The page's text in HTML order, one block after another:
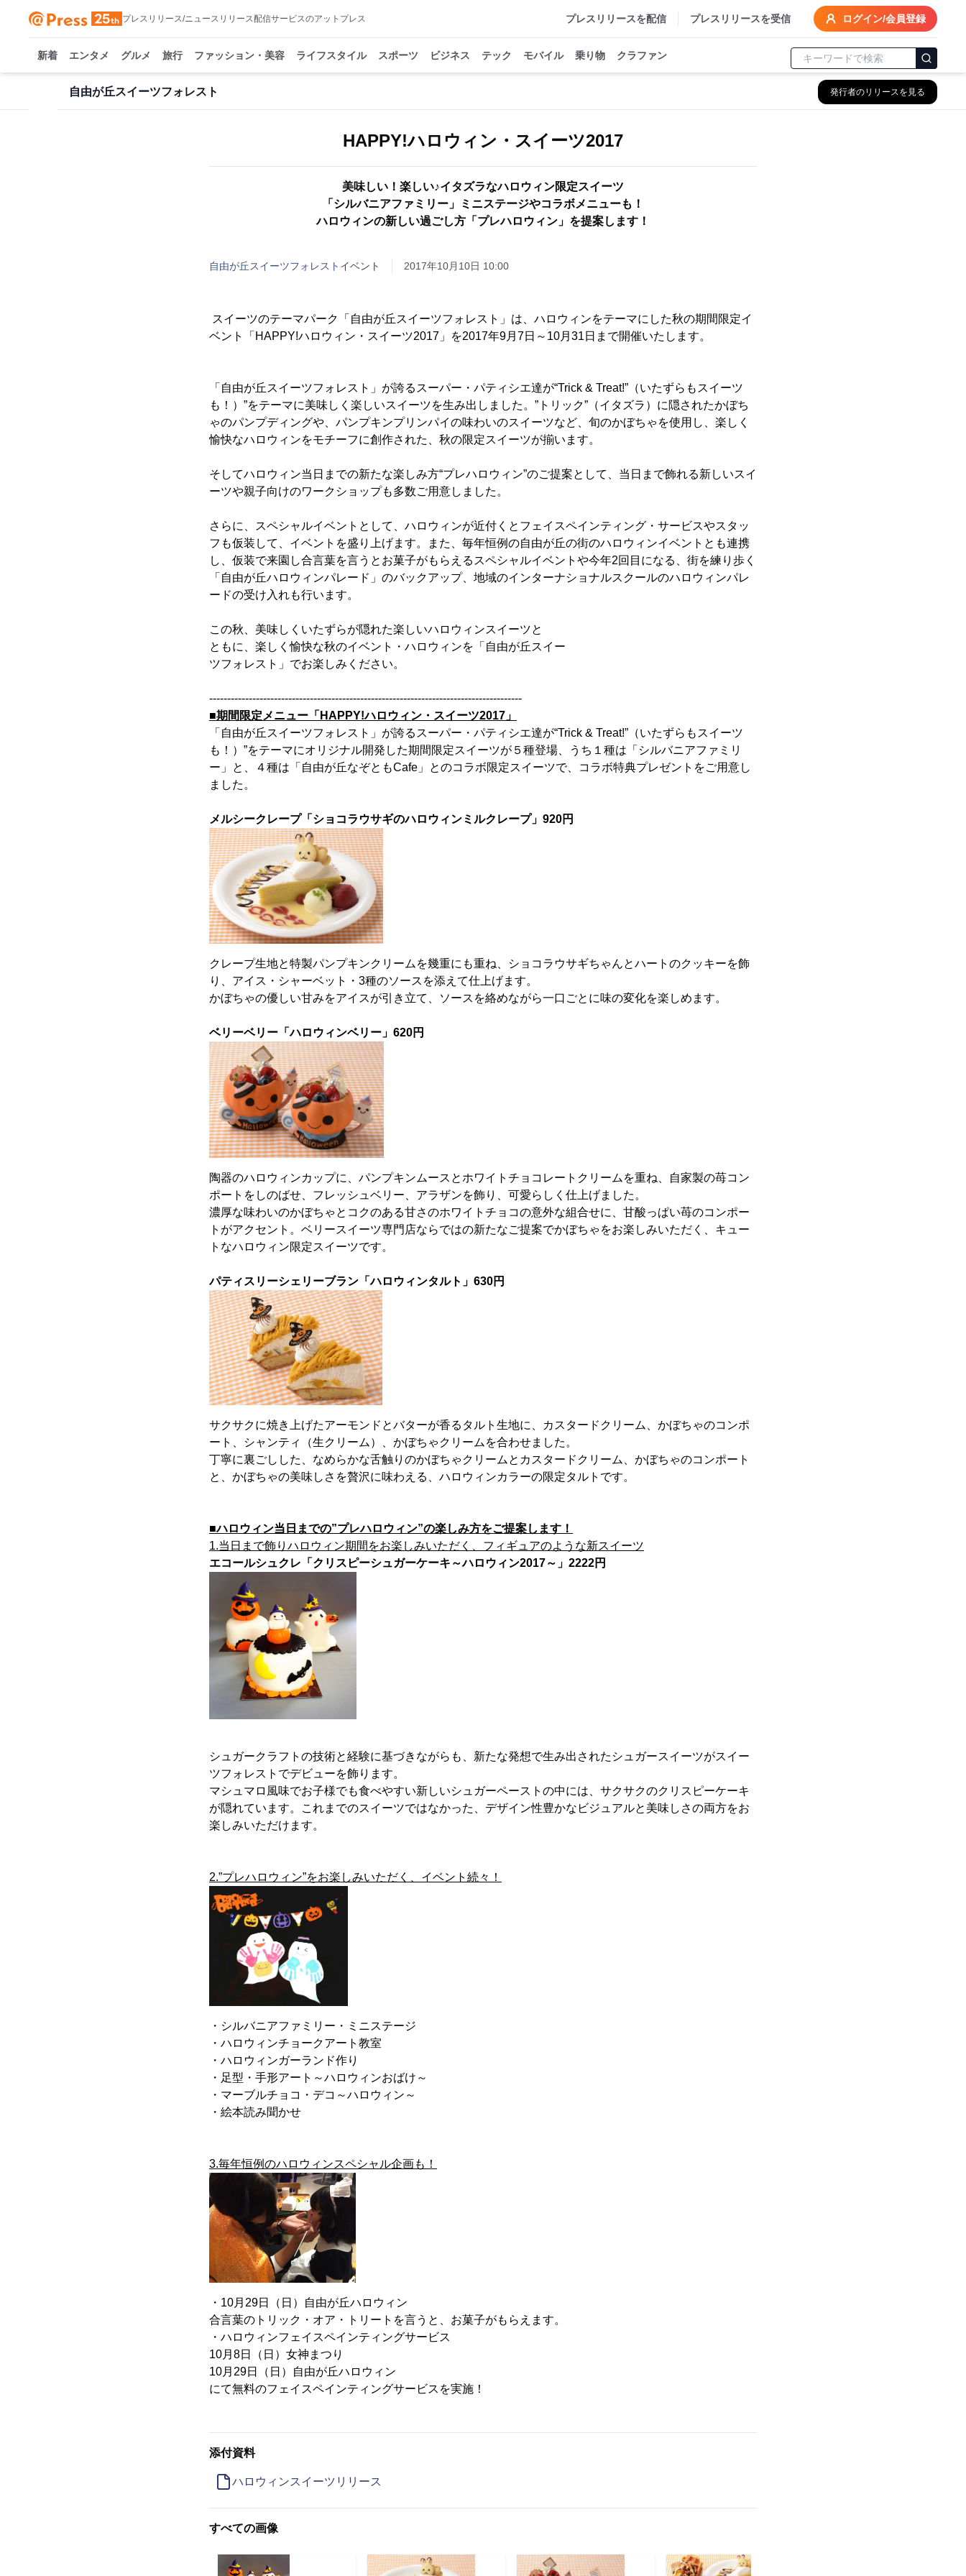
プレスリリース/ニュースリリース配信サービスのアットプレス プレスリリースを配信 プレスリリースを受信 ログイン/会員登録
新着 エンタメ グルメ 旅行 ファッション・美容 ライフスタイル スポーツ ビジネス テック モバイル 乗り物 クラファン
自由が丘スイーツフォレスト 発行者のリリースを見る
HAPPY!ハロウィン・スイーツ2017
美味しい！楽しい♪イタズラなハロウィン限定スイーツ
「シルバニアファミリー」ミニステージやコラボメニューも！
ハロウィンの新しい過ごし方「プレハロウィン」を提案します！
自由が丘スイーツフォレスト イベント 2017年10月10日 10:00
スイーツのテーマパーク「自由が丘スイーツフォレスト」は、ハロウィンをテーマにした秋の期間限定イ
ベント「HAPPY!ハロウィン・スイーツ2017」を2017年9月7日～10月31日まで開催いたします。
「自由が丘スイーツフォレスト」が誇るスーパー・パティシエ達が“Trick & Treat!”（いたずらもスイーツ
も！）”をテーマに美味しく楽しいスイーツを生み出しました。”トリック”（イタズラ）に隠されたかぼち
ゃのパンプディングや、パンプキンプリンパイの味わいのスイーツなど、旬のかぼちゃを使用し、楽しく
愉快なハロウィンをモチーフに創作された、秋の限定スイーツが揃います。
そしてハロウィン当日までの新たな楽しみ方“プレハロウィン”のご提案として、当日まで飾れる新しいスイ
ーツや親子向けのワークショップも多数ご用意しました。
さらに、スペシャルイベントとして、ハロウィンが近付くとフェイスペインティング・サービスやスタッ
フも仮装して、イベントを盛り上げます。また、毎年恒例の自由が丘の街のハロウィンイベントとも連携
し、仮装で来園し合言葉を言うとお菓子がもらえるスペシャルイベントや今年2回目になる、街を練り歩く
「自由が丘ハロウィンパレード」のバックアップ、地域のインターナショナルスクールのハロウィンパレ
ードの受け入れも行います。
この秋、美味しくいたずらが隠れた楽しいハロウィンスイーツと
ともに、楽しく愉快な秋のイベント・ハロウィンを「自由が丘スイー
ツフォレスト」でお楽しみください。
---------------------------------------------------------------------------------------
■期間限定メニュー「HAPPY!ハロウィン・スイーツ2017」
「自由が丘スイーツフォレスト」が誇るスーパー・パティシエ達が“Trick & Treat!”（いたずらもスイーツ
も！）”をテーマにオリジナル開発した期間限定スイーツが５種登場、うち１種は「シルバニアファミリ
ー」と、４種は「自由が丘なぞともCafe」とのコラボ限定スイーツで、コラボ特典プレゼントをご用意し
ました。
メルシークレープ「ショコラウサギのハロウィンミルクレープ」920円
クレープ生地と特製パンプキンクリームを幾重にも重ね、ショコラウサギちゃんとハートのクッキーを飾
り、アイス・シャーベット・3種のソースを添えて仕上げます。
かぼちゃの優しい甘みをアイスが引き立て、ソースを絡めながら一口ごとに味の変化を楽しめます。
ベリーベリー「ハロウィンベリー」620円
陶器のハロウィンカップに、パンプキンムースとホワイトチョコレートクリームを重ね、自家製の苺コン
ポートをしのばせ、フレッシュベリー、アラザンを飾り、可愛らしく仕上げました。
濃厚な味わいのかぼちゃとコクのある甘さのホワイトチョコの意外な組合せに、甘酸っぱい苺のコンポー
トがアクセント。ベリースイーツ専門店ならではの新たなご提案でかぼちゃをお楽しみいただく、キュー
トなハロウィン限定スイーツです。
パティスリーシェリーブラン「ハロウィンタルト」630円
サクサクに焼き上げたアーモンドとバターが香るタルト生地に、カスタードクリーム、かぼちゃのコンポ
ート、シャンティ（生クリーム）、かぼちゃクリームを合わせました。
丁寧に裏ごしした、なめらかな舌触りのかぼちゃクリームとカスタードクリーム、かぼちゃのコンポート
と、かぼちゃの美味しさを贅沢に味わえる、ハロウィンカラーの限定タルトです。
■ハロウィン当日までの”プレハロウィン”の楽しみ方をご提案します！
1.当日まで飾りハロウィン期間をお楽しみいただく、フィギュアのような新スイーツ
エコールシュクレ「クリスピーシュガーケーキ～ハロウィン2017～」2222円
シュガークラフトの技術と経験に基づきながらも、新たな発想で生み出されたシュガースイーツがスイー
ツフォレストでデビューを飾ります。
マシュマロ風味でお子様でも食べやすい新しいシュガーペーストの中には、サクサクのクリスピーケーキ
が隠れています。これまでのスイーツではなかった、デザイン性豊かなビジュアルと美味しさの両方をお
楽しみいただけます。
2.”プレハロウィン”をお楽しみいただく、イベント続々！
・シルバニアファミリー・ミニステージ
・ハロウィンチョークアート教室
・ハロウィンガーランド作り
・足型・手形アート～ハロウィンおばけ～
・マーブルチョコ・デコ～ハロウィン～
・絵本読み聞かせ
3.毎年恒例のハロウィンスペシャル企画も！
・10月29日（日）自由が丘ハロウィン
合言葉のトリック・オア・トリートを言うと、お菓子がもらえます。
・ハロウィンフェイスペインティングサービス
10月8日（日）女神まつり
10月29日（日）自由が丘ハロウィン
にて無料のフェイスペインティングサービスを実施！
添付資料
ハロウィンスイーツリリース
すべての画像